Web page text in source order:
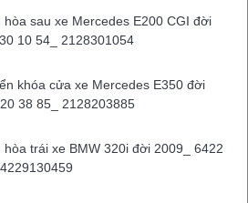
này cũng khó khăn nên chúng tôi
Phú Nhuận cho biết, qua trích xuất
ô tô 4 chỗ hiệu Toyota Camry màu
điện của My (con gái anh Thủy) nên
tính tài xế được xác định là P.H.S.
hòa sau xe Mercedes E200 CGI đời
10 54_ 2128301054
khóa cửa xe Mercedes E350 đời
38 85_ 2128203885
hòa trái xe BMW 320i đời 2009_ 6422